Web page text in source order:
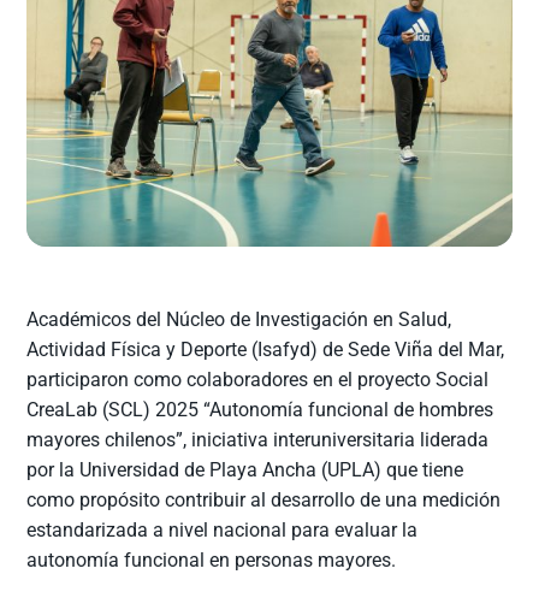
Académicos del Núcleo de Investigación en Salud,
Actividad Física y Deporte (Isafyd) de Sede Viña del Mar,
participaron como colaboradores en el proyecto Social
CreaLab (SCL) 2025 “Autonomía funcional de hombres
mayores chilenos”, iniciativa interuniversitaria liderada
por la Universidad de Playa Ancha (UPLA) que tiene
como propósito contribuir al desarrollo de una medición
estandarizada a nivel nacional para evaluar la
autonomía funcional en personas mayores.